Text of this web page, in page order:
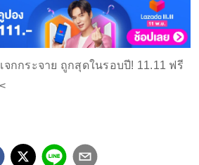
กกระจาย ถูกสุดในรอบปี! 11.11 ฟรี